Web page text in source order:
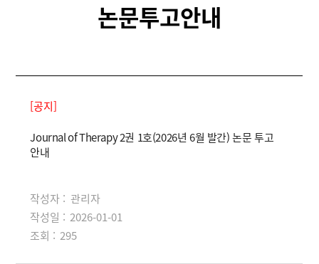
논문투고안내
[공지]
Journal of Therapy 2권 1호(2026년 6월 발간) 논문 투고
안내
작성자 : 관리자
작성일 : 2026-01-01
조회 : 295